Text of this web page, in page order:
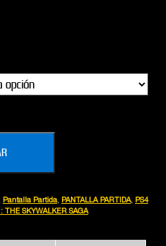
Pantalla Partida, PANTALLA PARTIDA, PS4
THE SKYWALKER SAGA